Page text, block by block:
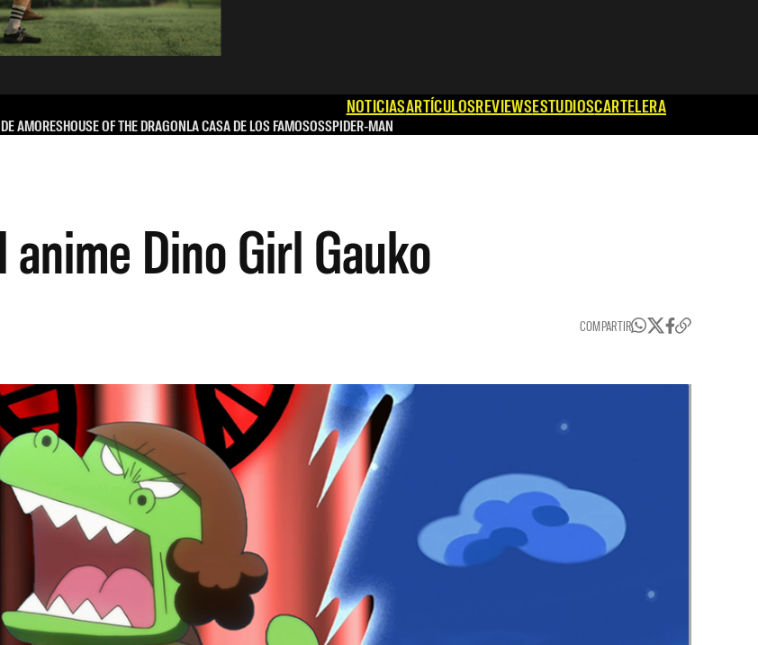
NOTICIASARTÍCULOSREVIEWSESTUDIOSCARTELERA
AMORESHOUSE OF THE DRAGONLA CASA DE LOS FAMOSOSSPIDER-MAN
Dino Girl Gauko
COMPARTIR